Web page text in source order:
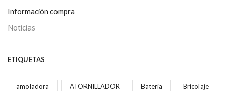
Información compra
Noticias
ETIQUETAS
amoladora ATORNILLADOR Batería Bricolaje